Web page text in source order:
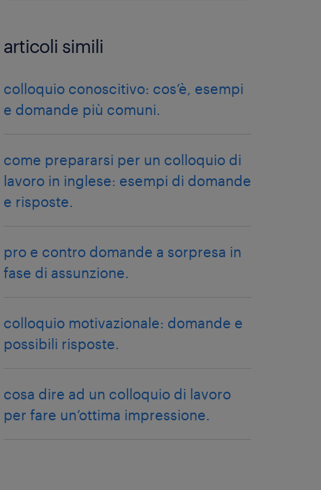
articoli simili
colloquio conoscitivo: cos’è, esempi
e domande più comuni.
come prepararsi per un colloquio di
lavoro in inglese: esempi di domande
e risposte.
pro e contro domande a sorpresa in
fase di assunzione.
colloquio motivazionale: domande e
possibili risposte.
cosa dire ad un colloquio di lavoro
per fare un’ottima impressione.